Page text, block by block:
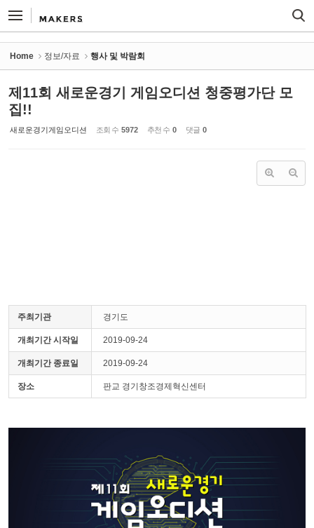
Home 정보/자료 행사 및 박람회
제11회 새로운경기 게임오디션 청중평가단 모
집!!
새로운경기게임오디션 조회 수 5972 추천 수 0 댓글 0
주최기관 경기도
개최기간 시작일 2019-09-24
개최기간 종료일 2019-09-24
장소 판교 경기창조경제혁신센터